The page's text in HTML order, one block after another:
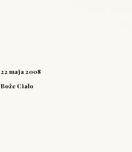
22 maja 2008
Boże Ciało